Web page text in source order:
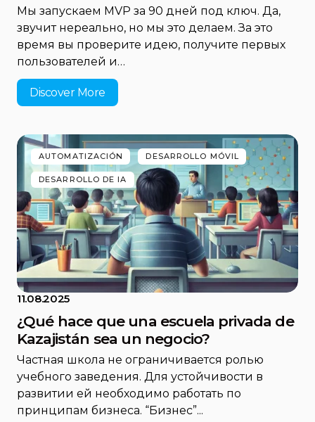
Мы запускаем MVP за 90 дней под ключ. Да,
звучит нереально, но мы это делаем. За это
время вы проверите идею, получите первых
пользователей и…
Discover More
AUTOMATIZACIÓN DESARROLLO MÓVIL
DESARROLLO DE IA
11.08.2025
¿Qué hace que una escuela privada de
Kazajistán sea un negocio?
Частная школа не ограничивается ролью
учебного заведения. Для устойчивости в
развитии ей необходимо работать по
принципам бизнеса. “Бизнес”...